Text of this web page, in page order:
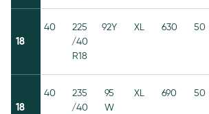
18
40
225
/40
R18
92Y XL 630 50
18
40
235
/40
95
W
XL 690 50